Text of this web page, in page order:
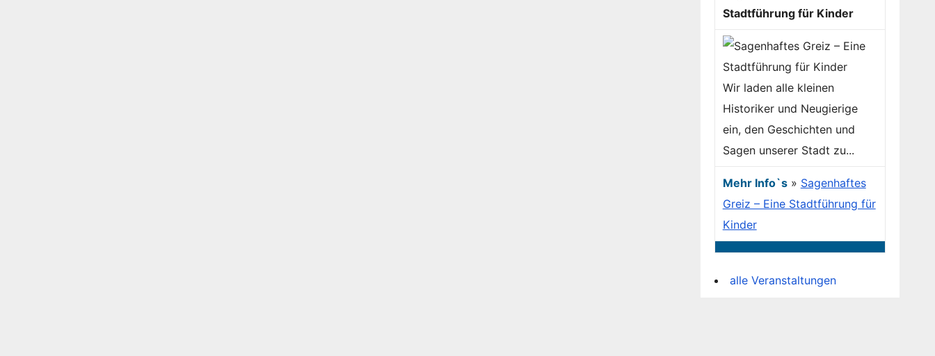
Stadtführung für Kinder
Wir laden alle kleinen
Historiker und Neugierige
ein, den Geschichten und
Sagen unserer Stadt zu...
Mehr Info`s» Sagenhaftes
Greiz – Eine Stadtführung für
Kinder
alle Veranstaltungen